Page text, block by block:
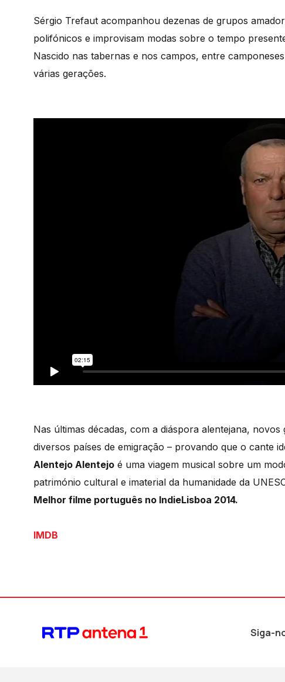
Sérgio Trefaut acompanhou dezenas de grupos
polifónicos e improvisam modas sobre o tempo
Nascido nas tabernas e nos campos, entre
várias gerações.
Nas últimas décadas, com a diáspora alentejana,
diversos países de emigração – provando que o cante
Alentejo Alentejo é uma viagem musical sobre um
património cultural e imaterial da humanidade da
Melhor filme português no IndieLisboa 2014.
IMDB
Siga-